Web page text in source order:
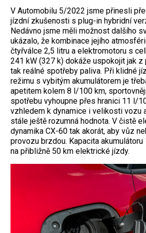
V Automobilu 5/2022 jsme přinesli
jízdní zkušenosti s plug-in hybridní
Nedávno jsme měli možnost dalšího
ukázalo, že kombinace jejího
čtyřválce 2,5 litru a elektromotoru s
241 kW (327 k) dokáže uspokojit jak z
tak reálné spotřeby paliva. Při klidné
režimu s vybitým akumulátorem je
apetitem kolem 8 l/100 km,
spotřebu vyhoupne přes hranici 11 l/
vzhledem k dynamice i velikosti vozu
stále ještě rozumná hodnota. V čistě
dynamika CX-60 tak akorát, aby vůz
provozu brzdou. Kapacita
na přibližně 50 km elektrické jízdy.